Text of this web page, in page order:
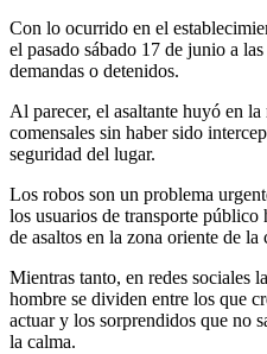
Con lo ocurrido en el
el pasado sábado 17 de junio a
demandas o detenidos.
Al parecer, el asaltante huyó en
comensales sin haber sido
seguridad del lugar.
Los robos son un problema
los usuarios de transporte público
de asaltos en la zona oriente de la
Mientras tanto, en redes sociales
hombre se dividen entre los que
actuar y los sorprendidos que no
la calma.